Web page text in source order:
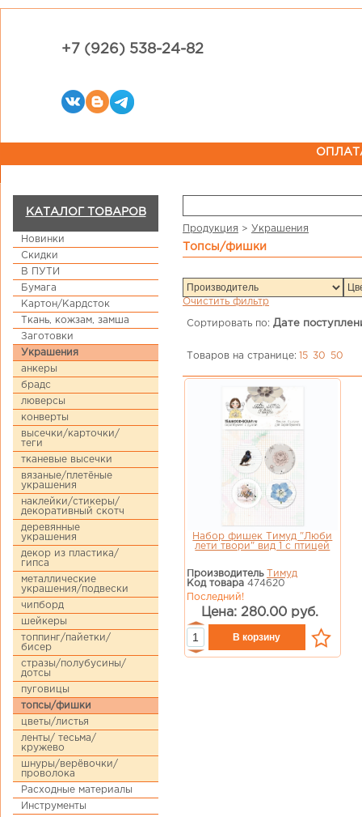
+7 (926) 538-24-82
КАТАЛОГ ТОВАРОВ
Новинки
Скидки
В ПУТИ
Бумага
Картон/Кардсток
Ткань, кожзам, замша
Заготовки
Украшения
анкеры
брадс
люверсы
конверты
высечки/карточки/
теги
тканевые высечки
вязаные/плетёные
украшения
наклейки/стикеры/
декоративный скотч
деревянные
украшения
декор из пластика/
гипса
металлические
украшения/подвески
чипборд
шейкеры
топпинг/пайетки/
бисер
стразы/полубусины/
дотсы
пуговицы
топсы/фишки
цветы/листья
ленты/ тесьма/
кружево
шнуры/верёвочки/
проволока
Расходные материалы
Инструменты
Продукция > Украшения
топсы/фишки
Очистить фильтр
Сортировать по: Дате
Товаров на странице: 15 30 50
Набор фишек Тимуд "Люби
лети твори" вид 1 с птицей
Производитель
Тимуд
Код товара 474620
Последний!
Цена: 280.00 руб.